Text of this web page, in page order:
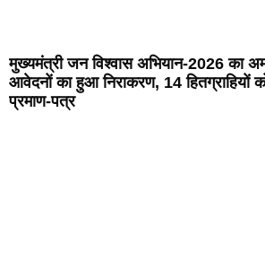
मुख्यमंत्री जन विश्वास अभियान-2026 का
आवेदनों का हुआ निराकरण, 14 हितग्राहियों
प्रमाण-पत्र